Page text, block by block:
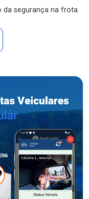
da segurança na frota